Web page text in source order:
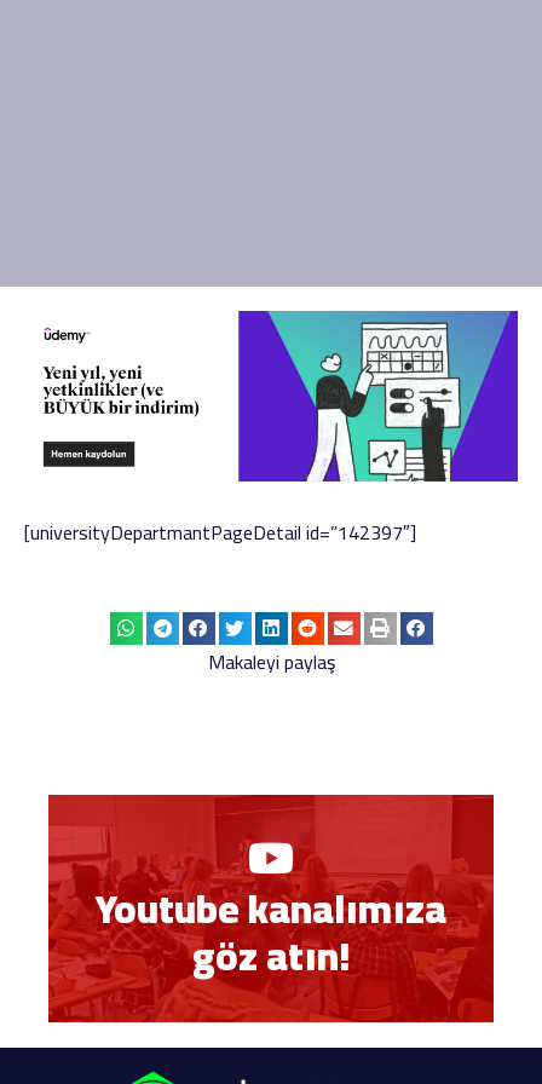
[universityDepartmantPageDetail id=”142397″]
Makaleyi paylaş
Youtube kanalımıza
göz atın!